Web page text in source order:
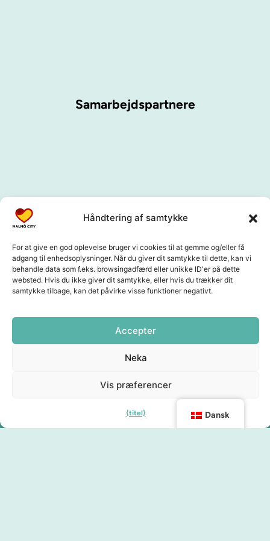
Håndtering af samtykke
For at give en god oplevelse bruger vi cookies til at gemme og/eller få
adgang til enhedsoplysninger. Når du giver dit samtykke til dette, kan vi
behandle data som f.eks. browsingadfærd eller unikke ID'er på dette
websted. Hvis du ikke giver dit samtykke, eller hvis du trækker dit
samtykke tilbage, kan det påvirke visse funktioner negativt.
Accepter
Neka
Vis præferencer
{titel}
Samarbejdspartnere
Dansk